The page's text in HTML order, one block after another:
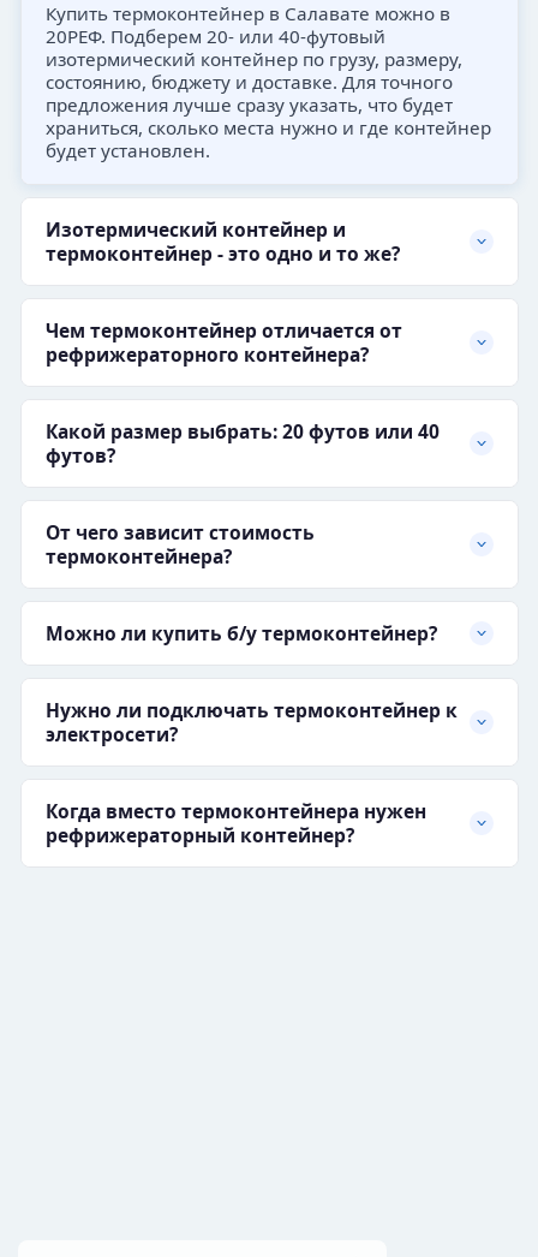
Купить термоконтейнер в Салавате можно в
20РЕФ. Подберем 20- или 40-футовый
изотермический контейнер по грузу, размеру,
состоянию, бюджету и доставке. Для точного
предложения лучше сразу указать, что будет
храниться, сколько места нужно и где контейнер
будет установлен.
Изотермический контейнер и
термоконтейнер - это одно и то же?
Чем термоконтейнер отличается от
рефрижераторного контейнера?
Какой размер выбрать: 20 футов или 40
футов?
От чего зависит стоимость
термоконтейнера?
Можно ли купить б/у термоконтейнер?
Нужно ли подключать термоконтейнер к
электросети?
Когда вместо термоконтейнера нужен
рефрижераторный контейнер?